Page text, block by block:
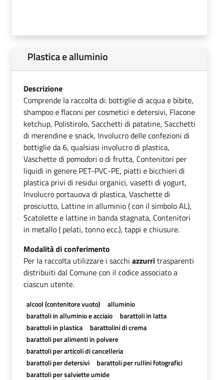
Plastica e alluminio
Descrizione
Comprende la raccolta di: bottiglie di acqua e bibite,
shampoo e flaconi per cosmetici e detersivi, Flacone
ketchup, Polistirolo, Sacchetti di patatine, Sacchetti
di merendine e snack, Involucro delle confezioni di
bottiglie da 6, qualsiasi involucro di plastica,
Vaschette di pomodori o di frutta, Contenitori per
liquidi in genere PET-PVC-PE, piatti e bicchieri di
plastica privi di residui organici, vasetti di yogurt,
Involucro portauova di plastica, Vaschette di
prosciutto, Lattine in alluminio ( con il simbolo AL),
Scatolette e lattine in banda stagnata, Contenitori
in metallo ( pelati, tonno ecc.), tappi e chiusure.
Modalità di conferimento
Per la raccolta utilizzare i sacchi azzurritrasparenti
distribuiti dal Comune con il codice associato a
ciascun utente.
alcool (contenitore vuoto)
alluminio
barattoli in alluminio e acciaio
barattoli in latta
barattoli in plastica
barattolini di crema
barattoli per alimenti in polvere
barattoli per articoli di cancelleria
barattoli per detersivi
barattoli per rullini fotografici
barattoli per salviette umide